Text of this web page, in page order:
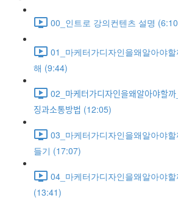
00_인트로 강의컨텐츠 설명
01_마케터가디자인을왜알아야
해 (9:44)
징과소통방법 (12:05)
03_마케터가디자인을왜알아야
들기 (17:07)
04_마케터가디자인을왜알아야
(13:41)